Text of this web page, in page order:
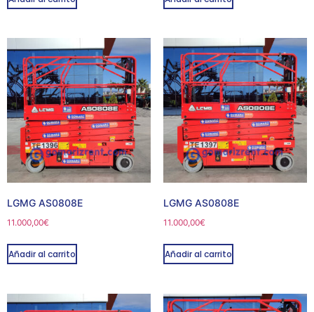
LGMG AS0808E
11.000,00€
Añadir al carrito
LGMG AS0808E
11.000,00€
Añadir al carrito